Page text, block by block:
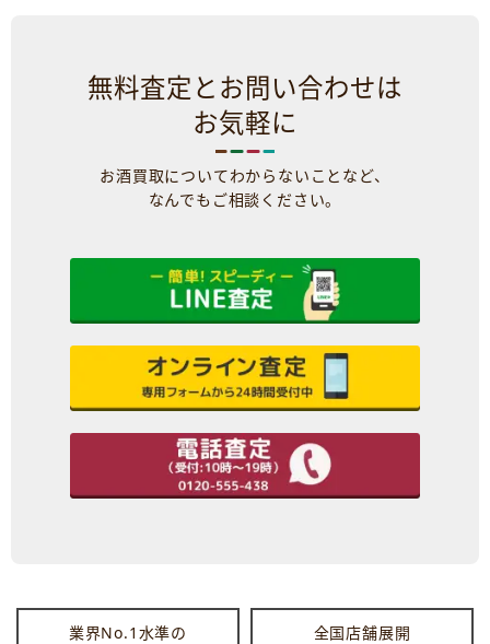
無料査定とお問い合わせは
お気軽に
お酒買取についてわからないことなど、
なんでもご相談ください。
業界No.1水準の
全国店舗展開